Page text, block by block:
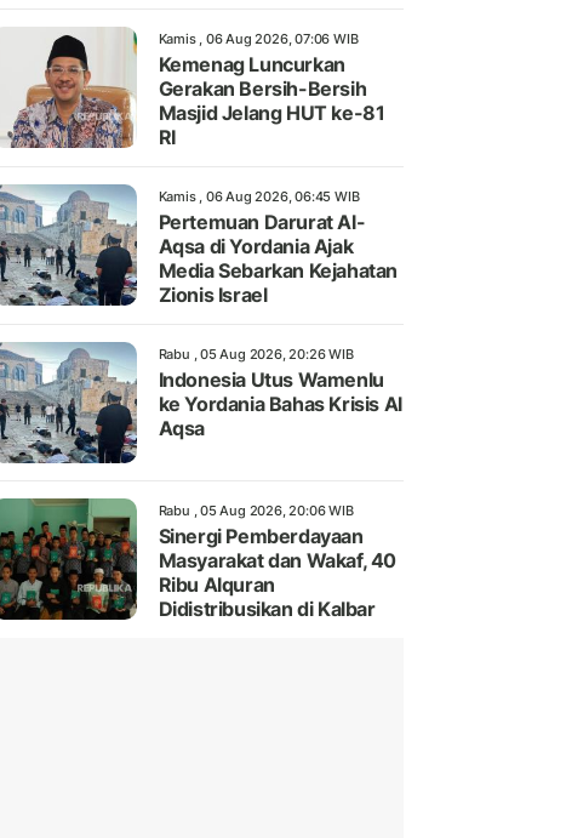
Kamis , 06 Aug 2026, 07:06 WIB
Kemenag Luncurkan
Gerakan Bersih-Bersih
Masjid Jelang HUT ke-81
RI
Kamis , 06 Aug 2026, 06:45 WIB
Pertemuan Darurat Al-
Aqsa di Yordania Ajak
Media Sebarkan Kejahatan
Zionis Israel
Rabu , 05 Aug 2026, 20:26 WIB
Indonesia Utus Wamenlu
ke Yordania Bahas Krisis Al
Aqsa
Rabu , 05 Aug 2026, 20:06 WIB
Sinergi Pemberdayaan
Masyarakat dan Wakaf, 40
Ribu Alquran
Didistribusikan di Kalbar